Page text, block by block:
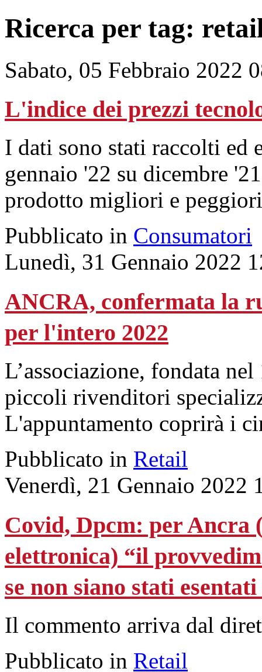
Ricerca per tag:
Sabato, 05 Febbraio 2022
L'indice dei prezzi
I dati sono stati raccolti ed
gennaio '22 su dicembre
prodotto migliori e
Pubblicato in Consumatori
Lunedì, 31 Gennaio 2022
ANCRA, confermata la
per l'intero 2022
L’associazione, fondata
piccoli rivenditori
L'appuntamento coprirà i
Pubblicato in Retail
Venerdì, 21 Gennaio 2022
Covid, Dpcm: per Ancra
elettronica) “il
se non siano stati
Il commento arriva dal
Pubblicato in Retail